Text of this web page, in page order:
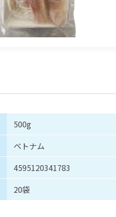
500g
ベトナム
4595120341783
20袋